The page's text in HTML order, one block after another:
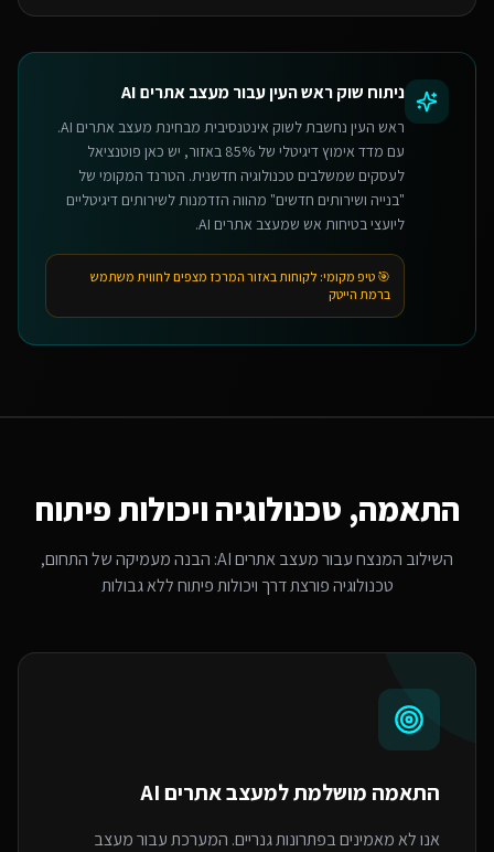
ניתוח שוקראש העיןעבורמעצב אתרים AI
ראש העין נחשבת לשוק אינטנסיבית מבחינת מעצב אתרים AI.
עם מדד אימוץ דיגיטלי של 85% באזור, יש כאן פוטנציאל
לעסקים שמשלבים טכנולוגיה חדשנית. הטרנד המקומי של
"בנייה ושירותים חדשים" מהווה הזדמנות לשירותים דיגיטליים
ליועצי בטיחות אש שמעצב אתרים AI.
🎯 טיפ מקומי: לקוחות באזור המרכז מצפים לחווית משתמש
ברמת הייטק
התאמה, טכנולוגיה ויכולות פיתוח
השילוב המנצח עבורמעצב אתרים AI
: הבנה מעמיקה של התחום,
טכנולוגיה פורצת דרך ויכולות פיתוח ללא גבולות
התאמה מושלמת למעצב אתרים AI
אנו לא מאמינים בפתרונות גנריים. המערכת עבור מעצב